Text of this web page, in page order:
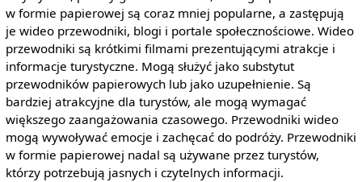
w formie papierowej są coraz mniej popularne, a zastępują
je wideo przewodniki, blogi i portale społecznościowe. Wideo
przewodniki są krótkimi filmami prezentującymi atrakcje i
informacje turystyczne. Mogą służyć jako substytut
przewodników papierowych lub jako uzupełnienie. Są
bardziej atrakcyjne dla turystów, ale mogą wymagać
większego zaangażowania czasowego. Przewodniki wideo
mogą wywoływać emocje i zachęcać do podróży. Przewodniki
w formie papierowej nadal są używane przez turystów,
którzy potrzebują jasnych i czytelnych informacji.